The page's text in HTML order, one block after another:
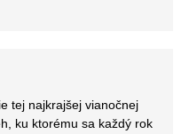
vianočnou atmosférou. Či
tej najkrajšej vianočnej
ku ktorému sa každý rok